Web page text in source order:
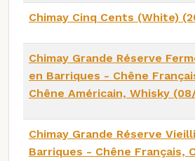
Chimay Cinq Cents (White)
Chimay Grande Réserve
en Barriques - Chêne
Chêne Américain, Whisky
Chimay Grande Réserve
Barriques - Chêne Français,